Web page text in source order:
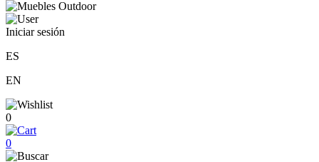
Iniciar sesión
ES
EN
0
0